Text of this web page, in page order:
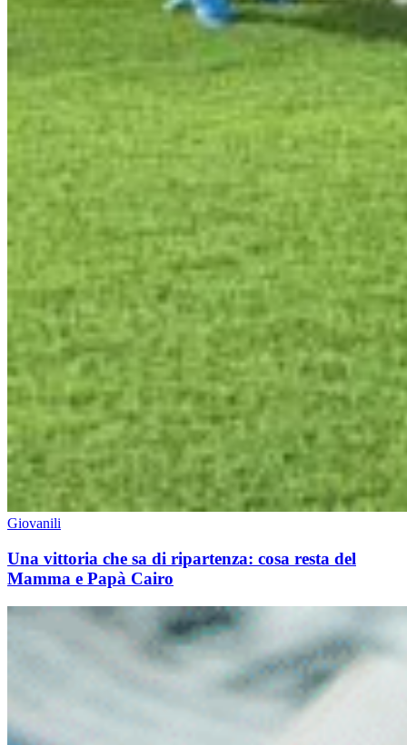
Giovanili
Una vittoria che sa di ripartenza: cosa resta del
Mamma e Papà Cairo